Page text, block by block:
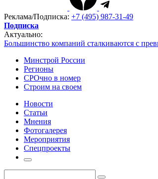
Реклама/Подписка: +7 (495) 987-31-49
Подписка
Актуально:
Большинство компаний сталкиваются с
Минстрой России
Регионы
СРОчно в номер
Строим на своем
Новости
Статьи
Мнения
Фотогалерея
Мероприятия
Спецпроекты